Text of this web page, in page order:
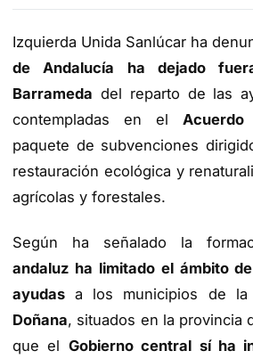
Izquierda Unida Sanlúcar ha
de Andalucía ha dejado
Barrameda del reparto de las
contempladas en el
paquete de subvenciones
restauración ecológica y
agrícolas y forestales.
Según ha señalado la
andaluz ha limitado el ámbito
ayudas a los municipios de la
Doñana, situados en la provincia
que el Gobierno central sí ha